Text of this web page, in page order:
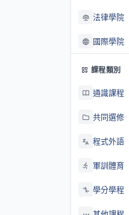
法律學院
國際學院
課程類別
通識課程
共同選修
程式外語
軍訓體育
學分學程